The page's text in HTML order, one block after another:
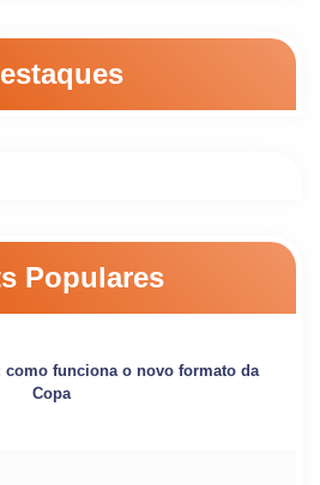
Populares
como funciona o novo formato da
Copa